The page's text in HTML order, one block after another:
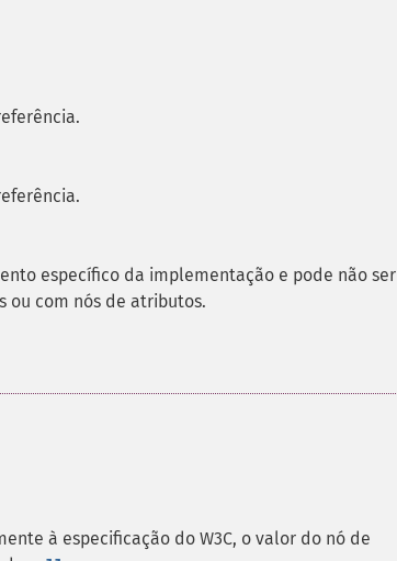
específico da implementação e pode não ser
ou com nós de atributos.
à especificação do W3C, o valor do nó de